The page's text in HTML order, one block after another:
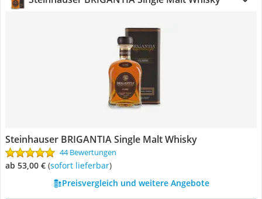
Steinhauser BRIGANTIA Single Malt Whisky
44 Bewertungen
ab 53,00 € ( Sofort lieferbar)
Preisvergleich und weitere Angebote